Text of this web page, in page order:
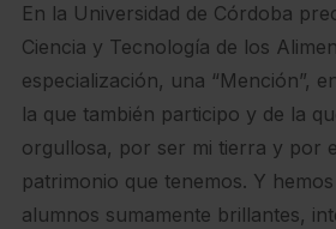
En la Universidad de Córdoba
Ciencia y Tecnología de los
especialización, una “Mención”,
la que también participo y de la
orgullosa, por ser mi tierra y por
patrimonio que tenemos. Y
alumnos sumamente brillantes,